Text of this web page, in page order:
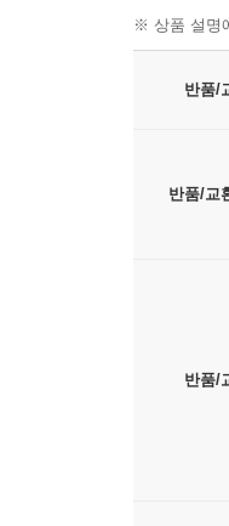
※ 상품 설명
반품/
반품/교
반품/